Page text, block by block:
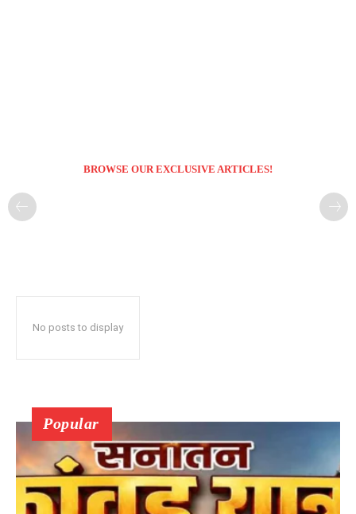
BROWSE OUR EXCLUSIVE ARTICLES!
No posts to display
Popular